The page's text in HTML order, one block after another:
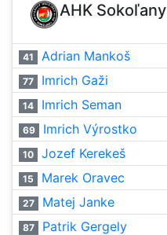
AHK Sokoľany
41 Adrian Mankoš
77 Imrich Gaži
14 Imrich Seman
69 Imrich Výrostko
10 Jozef Kerekeš
15 Marek Oravec
27 Matej Janke
87 Patrik Gergely